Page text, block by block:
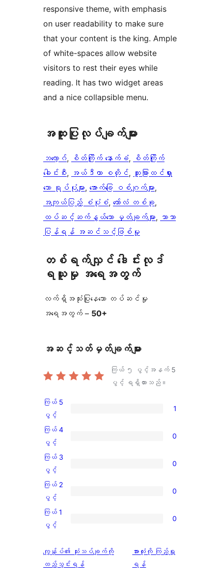
responsive theme, with emphasis
on user readability to make sure
that your content is the king. Ample
of white-spaces allow website
visitors to rest their eyes while
reading. It has two widget areas
and a nice collapsible menu.
အ​ထူး​ပြု​လုပ်​ချက်​များ
ဘလော့ဂ်, စိတ်ကြိုက် နောက်ခံ,
စိတ်ကြိုက်
ခေါင်းစီး, အယ်ဒီတာ စတိုင်, ထူးခြားထင်ရှား
သော ရုပ်ပုံများ, အောက်ခြေ ဝစ်ဂျက်များ
အကျယ်ပြည့် စံပုံစံ, ကော်လံ တစ်ခု
ထပ်ဆင့်ဆက်နွယ်သော မှတ်ချက်များ, ဘာသာ
ပြန်ရန် အဆင်သင့်ဖြစ်မှု
တစ်ရက်လျှင် ဒေါင်းလုဒ်
ရယူမှု အရေအတွက်
လက်ရှိအသုံးပြုနေသော တပ်ဆင်မှု
အရေအတွက် – 50+
အဆင့်သတ်မှတ်ချက်များ
ကြယ် ၅ ပွင့်အနက် 5
ပွင့် ရရှိထားသည်။
ကြယ်
5
ပွင့်
အဆင့်
သုံးသပ်
1
စောင်
ကြယ် 5
ပွင့်
1
ကြယ်
4
ပွင့်
အဆင့်
သုံးသပ်
0
စောင်
ကြယ် 4
ပွင့်
0
ကြယ်
3
ပွင့်
အဆင့်
သုံးသပ်
ကြယ် 3
ပွင့်
0
ကြယ်
2
ပွင့်
သုံးသပ်
ချက်
ကြယ် 2
ပွင့်
0
ကြယ်
ပွင့်
အဆင့်
ကြယ် 1
ပွင့်
0
ကျွန်ုပ်၏ သုံးသပ်ချက်ကို
ထည့်သွင်းရန်
သုံးသပ်
ချက်
အားလုံးကို ကြည့်ရှု
ရန်